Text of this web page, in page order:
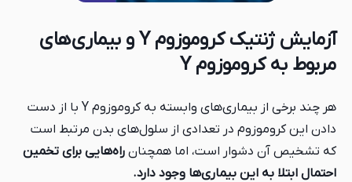
آزمایش ژنتیک کروموزوم Y و بیماری‌های
مربوط به کروموزوم Y
هر چند برخی از بیماری‌های وابسته به کروموزوم Y با از دست
دادن این کروموزوم در تعدادی از سلول‌های بدن مرتبط است
که تشخیص آن دشوار است، اما همچنان راه‌هایی برای تخمین
احتمال ابتلا به این بیماری‌ها وجود دارد.